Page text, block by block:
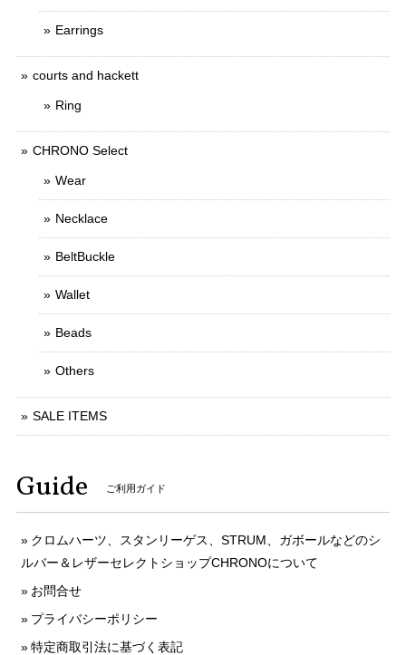
Earrings
courts and hackett
Ring
CHRONO Select
Wear
Necklace
BeltBuckle
Wallet
Beads
Others
SALE ITEMS
Guide ご利用ガイド
クロムハーツ、スタンリーゲス、STRUM、ガボールなどのシ
ルバー＆レザーセレクトショップCHRONOについて
お問合せ
プライバシーポリシー
特定商取引法に基づく表記